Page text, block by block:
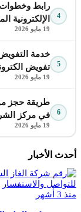
4
رابط
الإلكترونية
19 مايو 2026
5
تفويض
19 مايو 2026
6
في مركز
19 مايو 2026
أحدث الأخبار
منذ 3 أشهر